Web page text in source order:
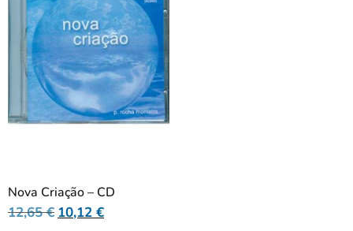
Nova Criação – CD
12,65€ 10,12 €